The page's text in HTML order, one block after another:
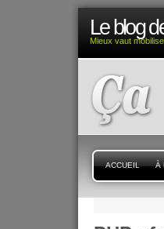
Le blog
Mieux vaut
ACCUEIL À